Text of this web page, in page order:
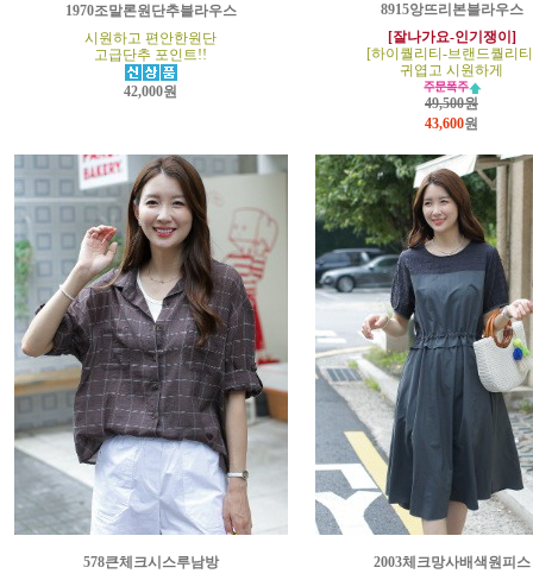
1970조말론원단추블라우스
시원하고 편안한원단
고급단추 포인트!!
42,000원
8915앙뜨리본블라우스
[잘나가요-인기쟁이]
[하이퀄리티-브랜드퀄리
귀엽고 시원하게
49,500원
43,600원
578큰체크시스루남방
2003체크망사배색원피스